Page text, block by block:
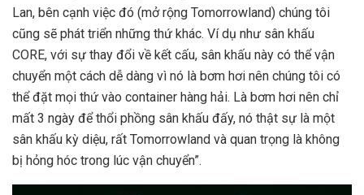
Lan, bên cạnh việc đó (mở rộng Tomorrowland) chúng tôi
cũng sẽ phát triển những thứ khác. Ví dụ như sân khấu
CORE, với sự thay đổi về kết cấu, sân khấu này có thể vận
chuyển một cách dễ dàng vì nó là bơm hơi nên chúng tôi có
thể đặt mọi thứ vào container hàng hải. Là bơm hơi nên chỉ
mất 3 ngày để thổi phồng sân khấu đấy, nó thật sự là một
sân khấu kỳ diệu, rất Tomorrowland và quan trọng là không
bị hỏng hóc trong lúc vận chuyển”.